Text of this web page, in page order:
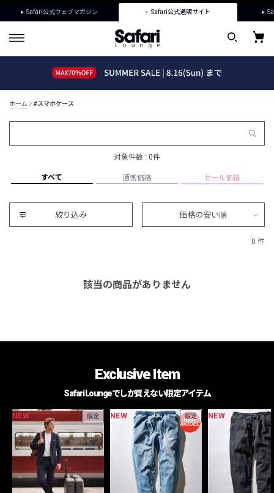
Safari公式ウェブマガジン Safari公式通販サイト
ホーム #スマホケース
対象件数 : 0件
すべて 通常価格 セール価格
絞り込み 価格の安い順
0 件
該当の商品がありません
Exclusive Item
Safari Loungeでしか買えない限定アイテム
NEW 限定 NEW 限定 NEW